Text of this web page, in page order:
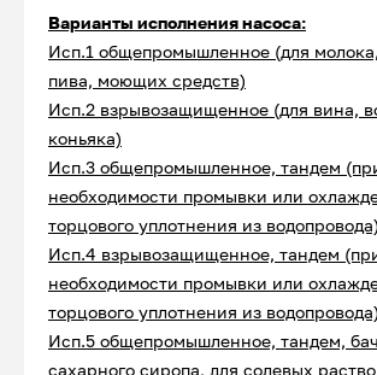
Варианты исполнения насоса:
Исп.1 общепромышленное (для
пива, моющих средств)
Исп.2 взрывозащищенное (для вина,
коньяка)
Исп.3 общепромышленное, тандем
необходимости промывки или
торцового уплотнения из водопровода)
Исп.4 взрывозащищенное, тандем
необходимости промывки или
торцового уплотнения из водопровода)
Исп.5 общепромышленное, тандем,
сахарного сиропа, для солевых